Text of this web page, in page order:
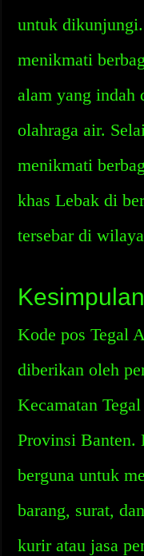
untuk
menikmati
alam yang indah
olahraga air.
menikmati
khas Lebak di
tersebar di
Kesimpulan
Kode pos Tegal
diberikan oleh
Kecamatan
Provinsi Banten.
berguna untuk
barang, surat,
kurir atau jasa